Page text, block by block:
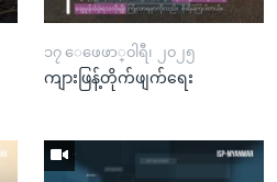
၁၇ ေဖေဖာ္၀ါရီ၊ ၂၀၂၅
ကျားဖြန့်တိုက်ဖျက်ရေး